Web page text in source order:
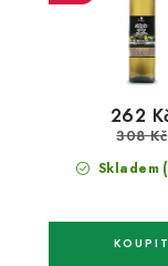
Skladem
262
308 Kč